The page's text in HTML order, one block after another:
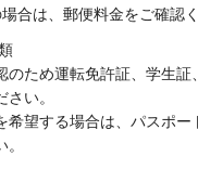
合は、郵便料金をご確認く
のため運転免許証、学生証
い。
希望する場合は、パスポー